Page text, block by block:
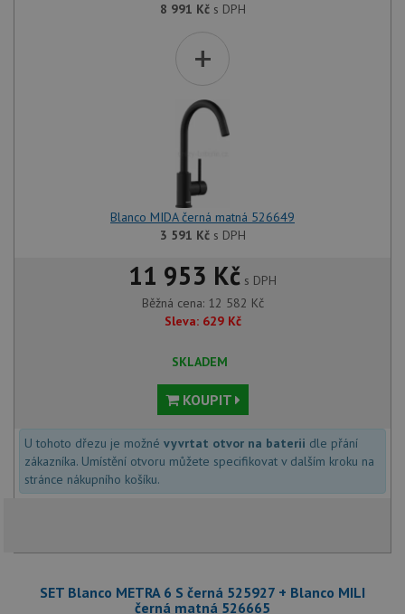
8 991 Kčs DPH
+
Blanco MIDA černá matná 526649
3 591 Kčs DPH
11 953 Kč s DPH
Běžná cena: 12 582 Kč
Sleva: 629 Kč
SKLADEM
KOUPIT
U tohoto dřezu je možné vyvrtat otvor na baterii dle přání
zákazníka. Umístění otvoru můžete specifikovat v dalším kroku na
stránce nákupního košíku.
SET Blanco METRA 6 S černá 525927 + Blanco MILI
černá matná 526665